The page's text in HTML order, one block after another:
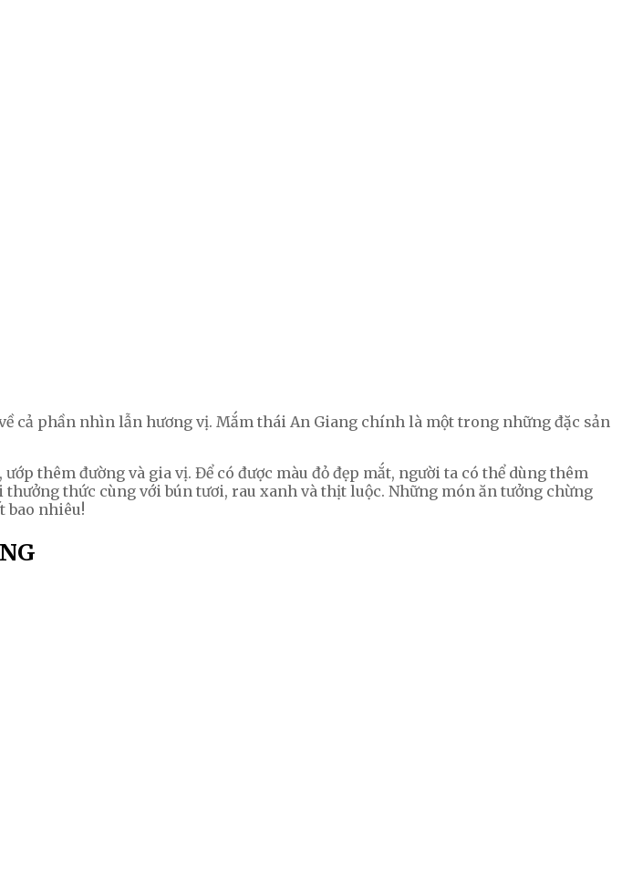
cả phần nhìn lẫn hương vị. Mắm thái An Giang chính là một trong những đặc sản
thêm đường và gia vị. Để có được màu đỏ đẹp mắt, người ta có thể dùng thêm
thức cùng với bún tươi, rau xanh và thịt luộc. Những món ăn tưởng chừng
bao nhiêu!